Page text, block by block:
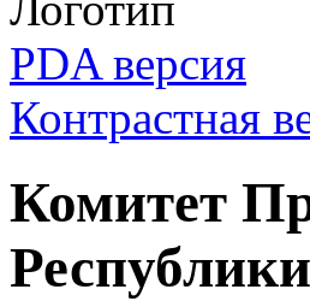
PDA версия
Контрастная
Комитет